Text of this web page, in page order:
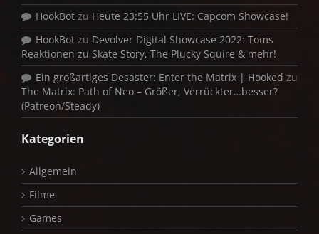
HookBot zu Heute 23:55 Uhr LIVE: Capcom Showcase!
HookBot zu Devolver Digital Showcase 2022: Toms
Reaktionen zu Skate Story, The Plucky Squire & mehr!
Ein großartiges Desaster: Enter the Matrix | Hooked zu
The Matrix: Path of Neo – Größer, Verrückter…besser?
(Patreon/Steady)
Kategorien
Allgemein
Filme
Games